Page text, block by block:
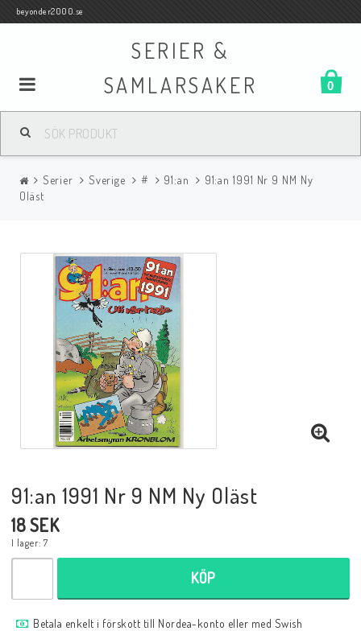
beyonder2000.se
SERIER &
SAMLARSAKER
0
Samlar- och Spelkort
Serier
Böcker
Mynt och Sedlar
Samlartillbehör
Serier Sverige # 91:an
91:an 1991 Nr 9 NM Ny
Oläst
91:an 1991 Nr 9 NM Ny Oläst
18 SEK
I lager: 7
KÖP
Betala enkelt i förskott till Nordea-konto eller med Swish